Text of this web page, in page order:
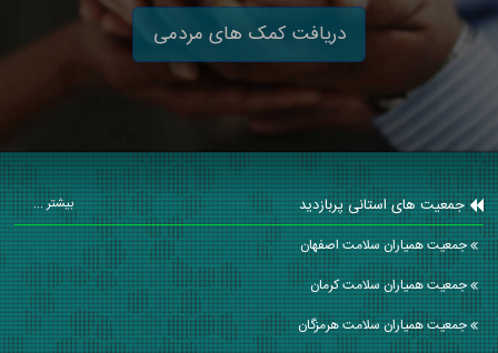
دریافت کمک های مردمی
جمعیت های استانی پربازدید بیشتر ...
جمعیت همیاران سلامت اصفهان
جمعیت همیاران سلامت كرمان
جمعیت همیاران سلامت هرمزگان